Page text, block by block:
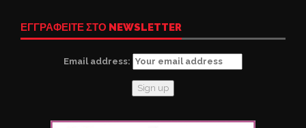
ΕΓΓΡΑΦΕΙΤΕ ΣΤΟ NEWSLETTER
Email address: